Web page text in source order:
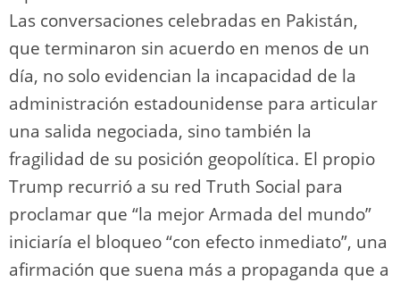
Las conversaciones celebradas en Pakistán,
que terminaron sin acuerdo en menos de un
día, no solo evidencian la incapacidad de la
administración estadounidense para articular
una salida negociada, sino también la
fragilidad de su posición geopolítica. El propio
Trump recurrió a su red Truth Social para
proclamar que “la mejor Armada del mundo”
iniciaría el bloqueo “con efecto inmediato”, una
afirmación que suena más a propaganda que a